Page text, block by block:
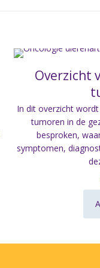
Overzicht
In dit overzicht
tumoren in de
besproken,
symptomen,